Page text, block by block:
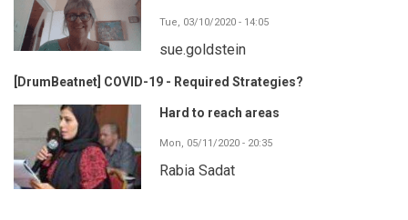
Tue, 03/10/2020 - 14:05
sue.goldstein
[DrumBeatnet] COVID-19 - Required Strategies?
Hard to reach areas
Mon, 05/11/2020 - 20:35
Rabia Sadat